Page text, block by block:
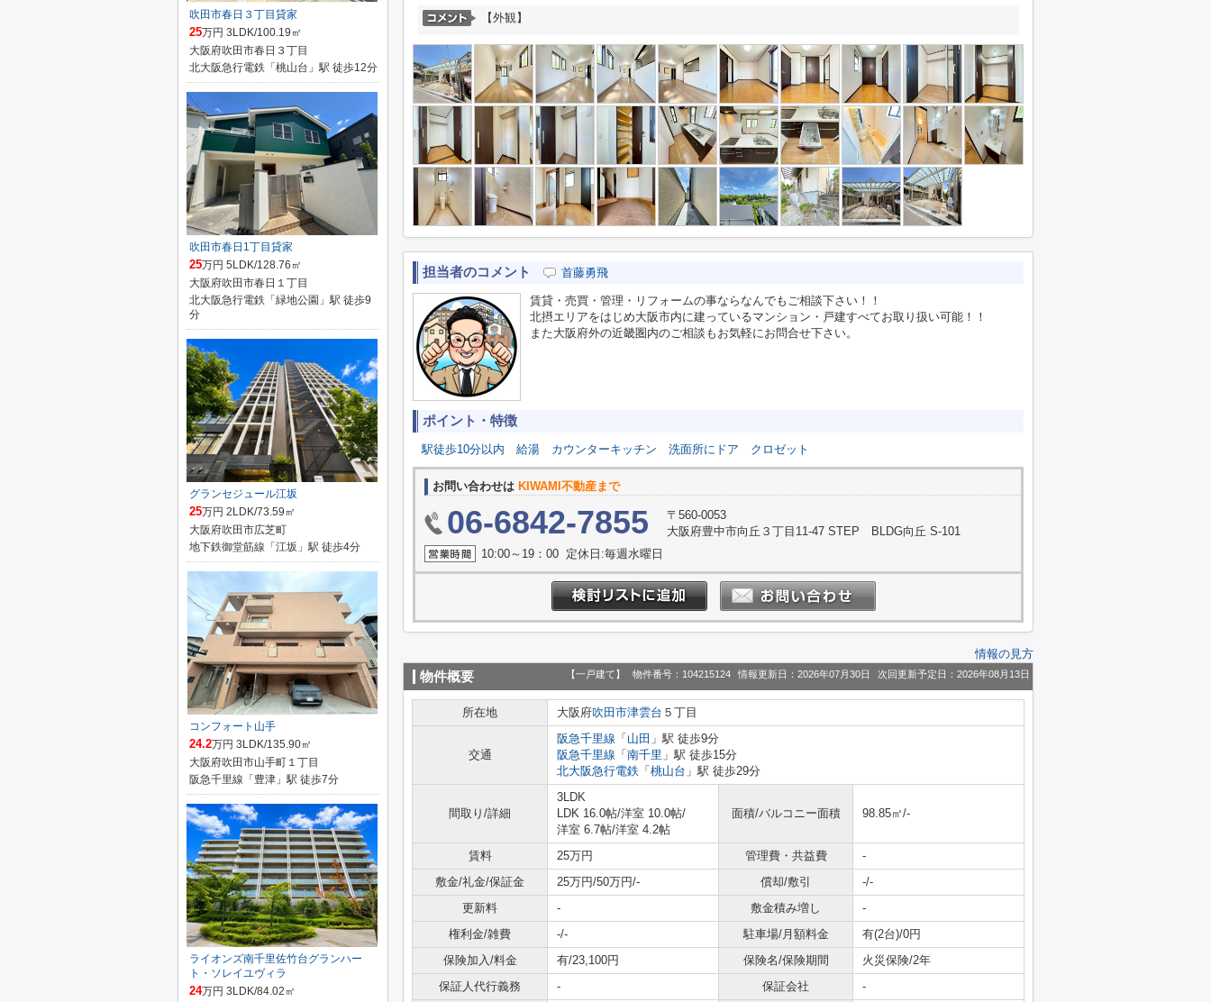
【外観】
担当者のコメント 首藤勇飛
賃貸・売買・管理・リフォームの事ならなんでもご相談下さい！！
北摂エリアをはじめ大阪市内に建っているマンション・戸建すべてお取り扱い可能！！
また大阪府外の近畿圏内のご相談もお気軽にお問合せ下さい。
ポイント・特徴
駅徒歩10分以内 給湯 カウンターキッチン 洗面所にドア クロゼット
お問い合わせは KIWAMI不動産まで
06-6842-7855
〒560-0053
大阪府豊中市向丘３丁目11-47 STEP BLDG向丘 S-101
10:00～19：00 定休日:毎週水曜日
情報の見方
物件概要 【一戸建て】 物件番号：104215124 情報更新日：2026年07月30日 次回更新予定日：2026年08月13日
所在地 大阪府吹田市津雲台 ５丁目
交通
阪急千里線 「 山田 」駅 徒歩9分
阪急千里線 「 南千里 」駅 徒歩15分
北大阪急行電鉄 「 桃山台 」駅 徒歩29分
間取り/詳細
3LDK
LDK 16.0帖/洋室 10.0帖/
洋室 6.7帖/洋室 4.2帖
面積/バルコニー面積 98.85㎡/-
賃料 25万円 管理費・共益費
-
敷金/礼金/保証金
25万円/50万円/- 償却/敷引
-/-
更新料
- 敷金積み増し
-
権利金/雑費
-/- 駐車場/月額料金
有(2台)/0円
保険加入/料金
有/23,100円 保険名/保険期間
火災保険/2年
保証人代行義務
- 保証会社
-
吹田市春日３丁目貸家
25万円 3LDK/100.19㎡
大阪府吹田市春日３丁目
北大阪急行電鉄「桃山台」駅 徒歩12分
吹田市春日1丁目貸家
25万円 5LDK/128.76㎡
大阪府吹田市春日１丁目
北大阪急行電鉄「緑地公園」駅 徒歩9
分
グランセジュール江坂
25万円 2LDK/73.59㎡
大阪府吹田市広芝町
地下鉄御堂筋線「江坂」駅 徒歩4分
コンフォート山手
24.2万円 3LDK/135.90㎡
大阪府吹田市山手町１丁目
阪急千里線「豊津」駅 徒歩7分
ライオンズ南千里佐竹台グランハー
ト・ソレイユヴィラ
24万円 3LDK/84.02㎡